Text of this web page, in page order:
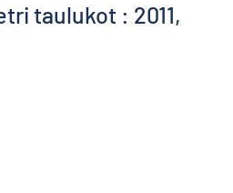
taulukot : 2011,